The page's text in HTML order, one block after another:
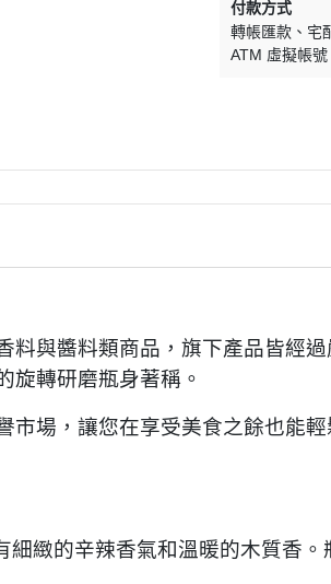
付款方式
轉帳匯款
宅
ATM 虛擬帳號
料與醬料類商品，旗下產品皆經
旋轉研磨瓶身著稱。
市場，讓您在享受美食之餘也能
細緻的辛辣香氣和溫暖的木質香